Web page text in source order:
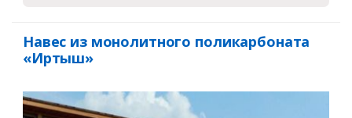
Навес из монолитного поликарбоната
«Иртыш»